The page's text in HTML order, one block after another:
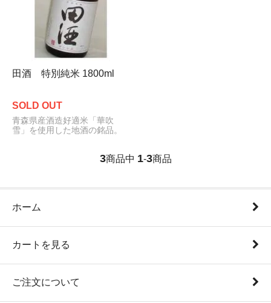
田酒 特別純米 1800ml
SOLD OUT
青森県産酒造好適米「華吹
雪」を使用した地酒の銘品。
3商品中 1-3商品
ホーム
カートを見る
ご注文について